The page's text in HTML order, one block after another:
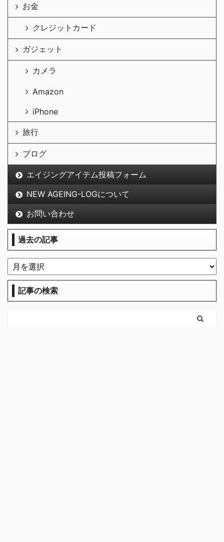
お金
クレジットカード
ガジェット
カメラ
Amazon
iPhone
旅行
ブログ
エイジングアイテム投稿フォーム
NEW AGEING-LOGについて
お問い合わせ
過去の記事
記事の検索